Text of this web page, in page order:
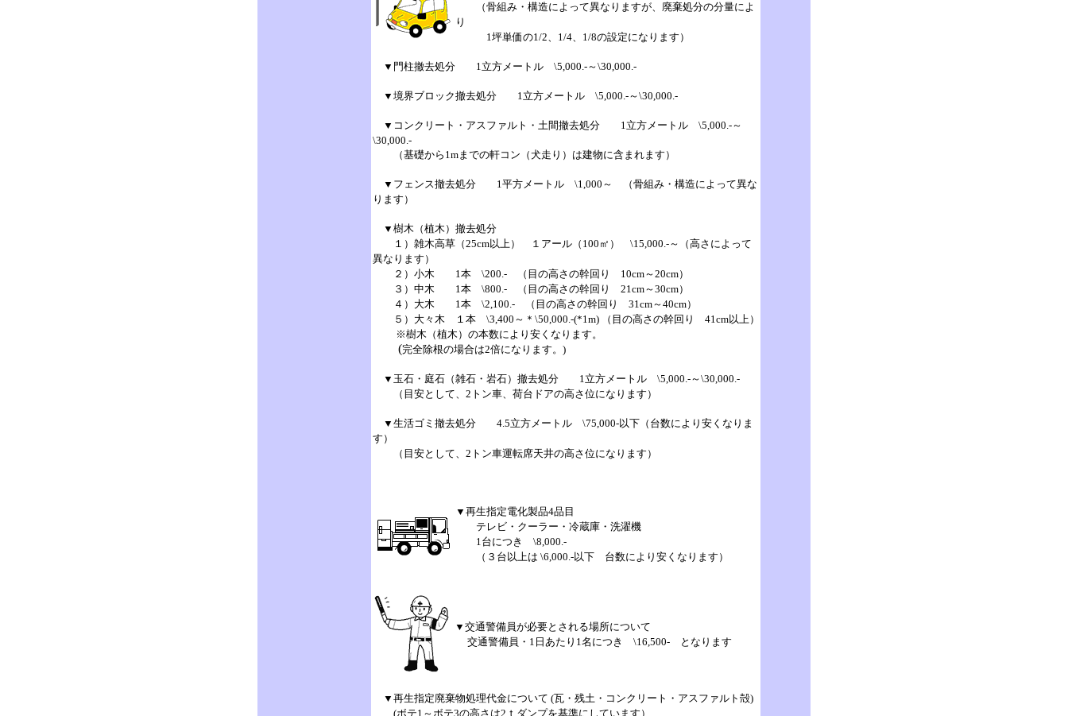
（骨組み・構造によって異なりますが、 廃棄処分の分量によ
り
1坪単価の1/2、1/4、1/8の設定になります）
▼ 門柱撤去処分 1立方メートル \5,000.-～\30,000.-
▼ 境界ブロック撤去処分 1立方メートル \5,000.-～\30,000.-
▼ コンクリート ・ アスファルト ・ 土間撤去処分 1立方メートル \5,000.-～
\30,000.-
（基礎から1mまでの軒コン（犬走り ）は建物に含まれます）
▼ フェンス撤去処分 1平方メートル \1,000～ （骨組み・構造によって異な
ります）
▼ 樹木 （植木）撤去処分
１） 雑木高草（25cm以上） １アール（100㎡） \15,000.-～（高さによって
異なります）
２） 小木 1本 \200.- （目の高さの幹回り
10cm～20cm）
３） 中木 1本 \800.- （目の高さの幹回り 21cm～30cm）
４） 大木 1本 \2,100.- （目の高さの幹回り 31cm～40cm）
５） 大々木 １本 \3,400～＊\50,000.-(*1m) （目の高さの幹回り 41cm以上）
※樹木（植木）の本数により安くなります。
(完全除根の場合は2倍になります。)
▼ 玉石 ・ 庭石 （雑石・ 岩石）撤去処分 1立方メートル \5,000.-～\30,000.-
（目安として、2トン車、荷台ドアの高さ位になります）
▼ 生活ゴミ 撤去処分 4.5立方メートル \75,000-以下（台数により安くなりま
す）
（目安として、2トン車運転席天井の高さ位になります）
▼ 再生指定電化製品4品目
テレビ ・ クーラー ・ 冷蔵庫 ・ 洗濯機
1台につき \8,000.-
（３台以上は \6,000.-以下 台数により安くなります）
▼ 交通警備員が必要とされる場所について
交通警備員・1日あたり1名につき \16,500- となります
▼ 再生指定廃棄物処理代金について (瓦 ・ 残土 ・ コンクリート・アスファルト殻)
(ボテ1～ボテ3の高さは2ｔダンプを基準にしています）